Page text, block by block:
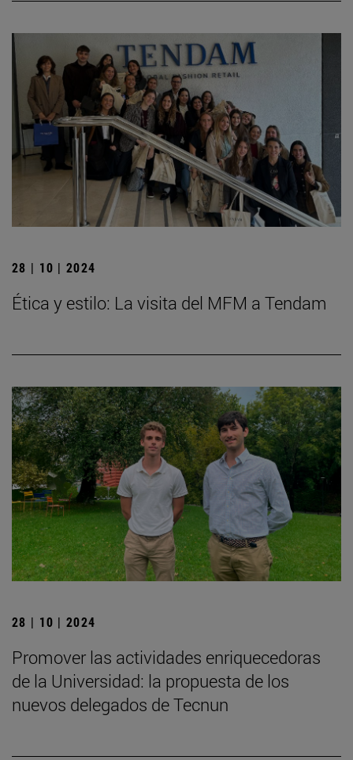
28 | 10 | 2024
Ética y estilo: La visita del MFM a Tendam
28 | 10 | 2024
Promover las actividades enriquecedoras
de la Universidad: la propuesta de los
nuevos delegados de Tecnun